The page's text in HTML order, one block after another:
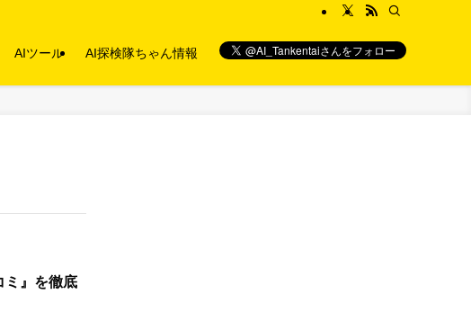
AIツール AI探検隊ちゃん情報
ミ』を徹底